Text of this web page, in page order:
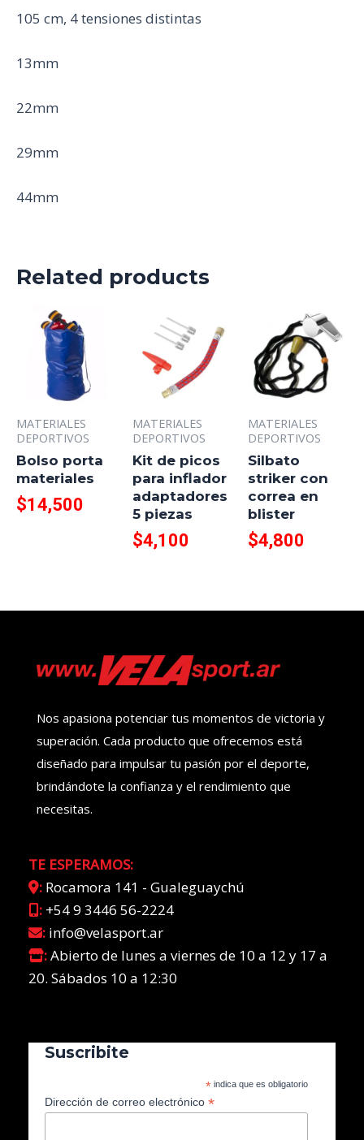
105 cm, 4 tensiones distintas
13mm
22mm
29mm
44mm
Related products
MATERIALES
DEPORTIVOS
Bolso porta
materiales
$14,500
MATERIALES
DEPORTIVOS
Kit de picos
para inflador
adaptadores
5 piezas
$4,100
MATERIALES
DEPORTIVOS
Silbato
striker con
correa en
blister
$4,800
Nos apasiona potenciar tus momentos de victoria y
superación. Cada producto que ofrecemos está
diseñado para impulsar tu pasión por el deporte,
brindándote la confianza y el rendimiento que
necesitas.
TE ESPERAMOS:
: Rocamora 141 - Gualeguaychú
: +54 9 3446 56-2224
: info@velasport.ar
:Abierto de lunes a viernes de 10 a 12 y 17 a
20. Sábados 10 a 12:30
Suscribite
* indica que es obligatorio
Dirección de correo electrónico *